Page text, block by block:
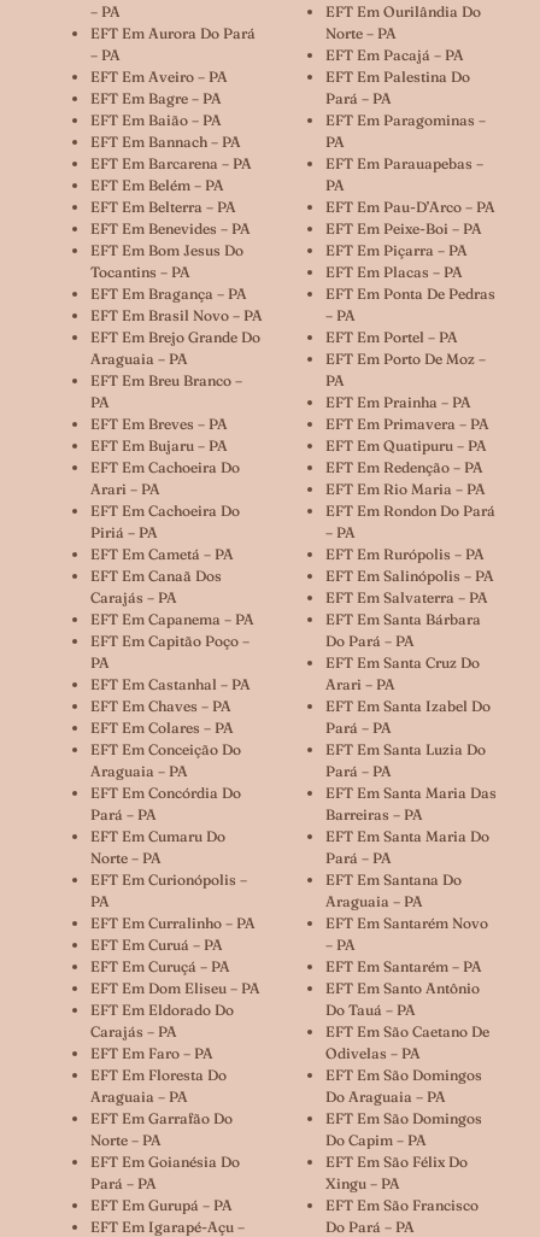
– PA
EFT Em Aurora Do Pará
– PA
EFT Em Aveiro – PA
EFT Em Bagre – PA
EFT Em Baião – PA
EFT Em Bannach – PA
EFT Em Barcarena – PA
EFT Em Belém – PA
EFT Em Belterra – PA
EFT Em Benevides – PA
EFT Em Bom Jesus Do
Tocantins – PA
EFT Em Bragança – PA
EFT Em Brasil Novo – PA
EFT Em Brejo Grande Do
Araguaia – PA
EFT Em Breu Branco –
PA
EFT Em Breves – PA
EFT Em Bujaru – PA
EFT Em Cachoeira Do
Arari – PA
EFT Em Cachoeira Do
Piriá – PA
EFT Em Cametá – PA
EFT Em Canaã Dos
Carajás – PA
EFT Em Capanema – PA
EFT Em Capitão Poço –
PA
EFT Em Castanhal – PA
EFT Em Chaves – PA
EFT Em Colares – PA
EFT Em Conceição Do
Araguaia – PA
EFT Em Concórdia Do
Pará – PA
EFT Em Cumaru Do
Norte – PA
EFT Em Curionópolis –
PA
EFT Em Curralinho – PA
EFT Em Curuá – PA
EFT Em Curuçá – PA
EFT Em Dom Eliseu – PA
EFT Em Eldorado Do
Carajás – PA
EFT Em Faro – PA
EFT Em Floresta Do
Araguaia – PA
EFT Em Garrafão Do
Norte – PA
EFT Em Goianésia Do
Pará – PA
EFT Em Gurupá – PA
EFT Em Igarapé-Açu –
EFT Em Ourilândia Do
Norte – PA
EFT Em Pacajá – PA
EFT Em Palestina Do
Pará – PA
EFT Em Paragominas –
PA
EFT Em Parauapebas –
PA
EFT Em Pau-D’Arco – PA
EFT Em Peixe-Boi – PA
EFT Em Piçarra – PA
EFT Em Placas – PA
EFT Em Ponta De Pedras
– PA
EFT Em Portel – PA
EFT Em Porto De Moz –
PA
EFT Em Prainha – PA
EFT Em Primavera – PA
EFT Em Quatipuru – PA
EFT Em Redenção – PA
EFT Em Rio Maria – PA
EFT Em Rondon Do Pará
– PA
EFT Em Rurópolis – PA
EFT Em Salinópolis – PA
EFT Em Salvaterra – PA
EFT Em Santa Bárbara
Do Pará – PA
EFT Em Santa Cruz Do
Arari – PA
EFT Em Santa Izabel Do
Pará – PA
EFT Em Santa Luzia Do
Pará – PA
EFT Em Santa Maria Das
Barreiras – PA
EFT Em Santa Maria Do
Pará – PA
EFT Em Santana Do
Araguaia – PA
EFT Em Santarém Novo
– PA
EFT Em Santarém – PA
EFT Em Santo Antônio
Do Tauá – PA
EFT Em São Caetano De
Odivelas – PA
EFT Em São Domingos
Do Araguaia – PA
EFT Em São Domingos
Do Capim – PA
EFT Em São Félix Do
Xingu – PA
EFT Em São Francisco
Do Pará – PA